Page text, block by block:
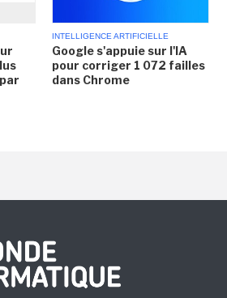
INTELLIGENCE ARTIFICIELLE
Google s'appuie sur l'IA
pour corriger 1 072 failles
dans Chrome